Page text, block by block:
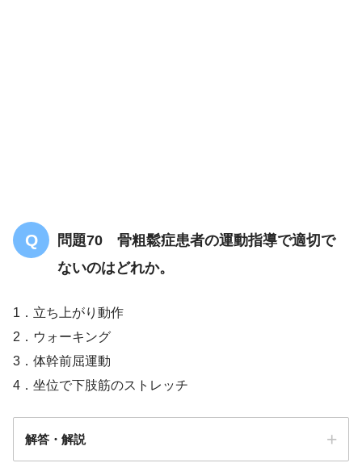
問題70 骨粗鬆症患者の運動指導で適切で
ないのはどれか。
1．立ち上がり動作
2．ウォーキング
3．体幹前屈運動
4．坐位で下肢筋のストレッチ
解答・解説